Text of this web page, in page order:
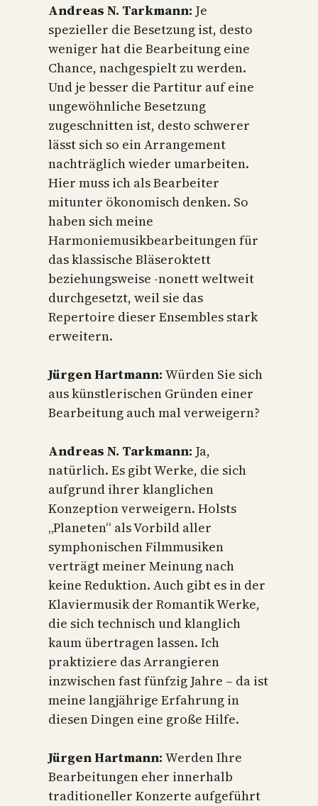
Andreas N. Tarkmann: Je
spezieller die Besetzung ist, desto
weniger hat die Bearbeitung eine
Chance, nachgespielt zu werden.
Und je besser die Partitur auf eine
ungewöhnliche Besetzung
zugeschnitten ist, desto schwerer
lässt sich so ein Arrangement
nachträglich wieder umarbeiten.
Hier muss ich als Bearbeiter
mitunter ökonomisch denken. So
haben sich meine
Harmoniemusikbearbeitungen für
das klassische Bläseroktett
beziehungsweise -nonett weltweit
durchgesetzt, weil sie das
Repertoire dieser Ensembles stark
erweitern.
Jürgen Hartmann: Würden Sie sich
aus künstlerischen Gründen einer
Bearbeitung auch mal verweigern?
Andreas N. Tarkmann: Ja,
natürlich. Es gibt Werke, die sich
aufgrund ihrer klanglichen
Konzeption verweigern. Holsts
„Planeten“ als Vorbild aller
symphonischen Filmmusiken
verträgt meiner Meinung nach
keine Reduktion. Auch gibt es in der
Klaviermusik der Romantik Werke,
die sich technisch und klanglich
kaum übertragen lassen. Ich
praktiziere das Arrangieren
inzwischen fast fünfzig Jahre – da ist
meine langjährige Erfahrung in
diesen Dingen eine große Hilfe.
Jürgen Hartmann: Werden Ihre
Bearbeitungen eher innerhalb
traditioneller Konzerte aufgeführt